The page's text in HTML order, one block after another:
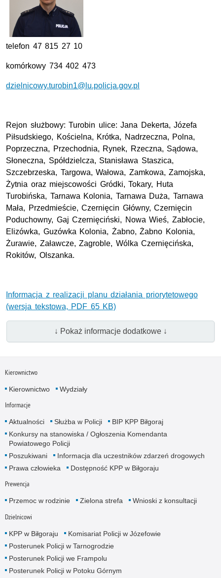
telefon 47 815 27 10
komórkowy 734 402 473
dzielnicowy.turobin1@lu.policja.gov.pl
Rejon służbowy: Turobin ulice: Jana Dekerta, Józefa
Piłsudskiego, Kościelna, Krótka, Nadrzeczna, Polna,
Poprzeczna, Przechodnia, Rynek, Rzeczna, Sądowa,
Słoneczna, Spółdzielcza, Stanisława Staszica,
Szczebrzeska, Targowa, Wałowa, Zamkowa, Zamojska,
Żytnia oraz miejscowości Gródki, Tokary, Huta
Turobińska, Tarnawa Kolonia, Tarnawa Duża, Tarnawa
Mała, Przedmieście, Czernięcin Główny, Czernięcin
Poduchowny, Gaj Czernięciński, Nowa Wieś, Zabłocie,
Elizówka, Guzówka Kolonia, Żabno, Żabno Kolonia,
Żurawie, Załawcze, Zagroble, Wólka Czernięcińska,
Rokitów, Olszanka.
Informacja z realizacji planu działania priorytetowego
(wersja tekstowa, PDF 65 KB)
↓ Pokaż informacje dodatkowe ↓
Kierownictwo
Kierownictwo Wydziały
Informacje
Aktualności Służba w Policji
BIP KPP Biłgoraj
Konkursy na stanowiska / Ogłoszenia Komendanta
Powiatowego Policji
Poszukiwani
Informacja dla uczestników zdarzeń drogowych
Prawa człowieka
Dostępność KPP w Biłgoraju
Prewencja
Przemoc w rodzinie Zielona strefa Wnioski z konsultacji
Dzielnicowi
KPP w Biłgoraju
Komisariat Policji w Józefowie
Posterunek Policji w Tarnogrodzie
Posterunek Policji we Frampolu
Posterunek Policji w Potoku Górnym